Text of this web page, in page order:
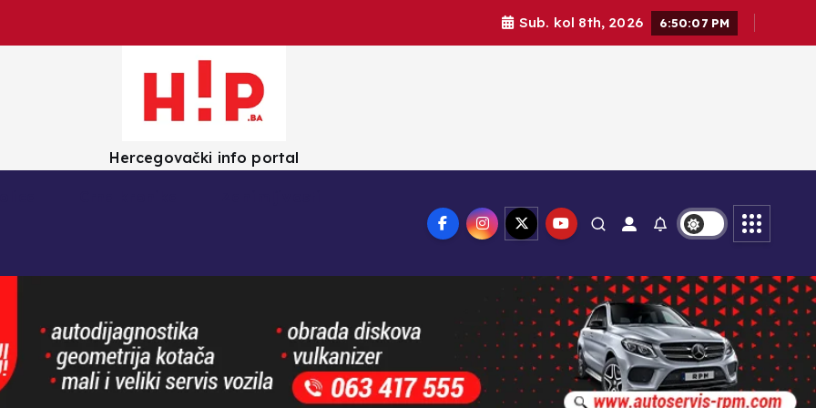
Sub. kol 8th, 2026 6:50:08 PM
Hercegovački info portal